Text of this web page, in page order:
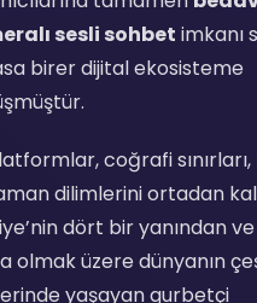
sesli sohbet imkanı
birer dijital ekosisteme
coğrafi
dilimlerini ortadan
dört bir yanından
olmak üzere dünyanın
yaşayan gurbetçi